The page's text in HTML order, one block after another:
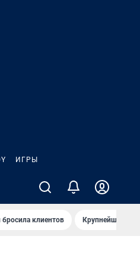
ИГРЫ
клиентов Крупнейшие